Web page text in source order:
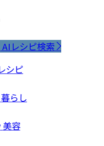
AIレシピ検索
シピ
暮らし
美容